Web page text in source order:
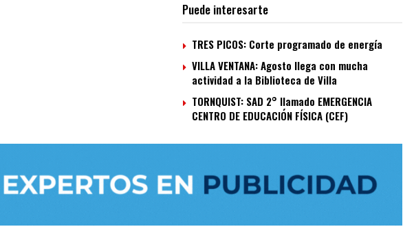
Puede interesarte
TRES PICOS: Corte programado de energía
VILLA VENTANA: Agosto llega con mucha
actividad a la Biblioteca de Villa
TORNQUIST: SAD 2° llamado EMERGENCIA
CENTRO DE EDUCACIÓN FÍSICA (CEF)